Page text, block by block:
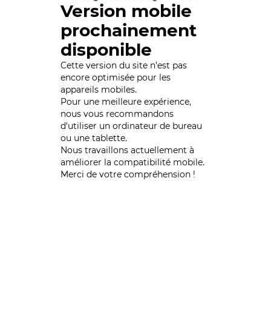
Version mobile
prochainement
disponible
Cette version du site n’est pas
encore optimisée pour les
appareils mobiles.
Pour une meilleure expérience,
nous vous recommandons
d'utiliser un ordinateur de bureau
ou une tablette.
Nous travaillons actuellement à
améliorer la compatibilité mobile.
Merci de votre compréhension !